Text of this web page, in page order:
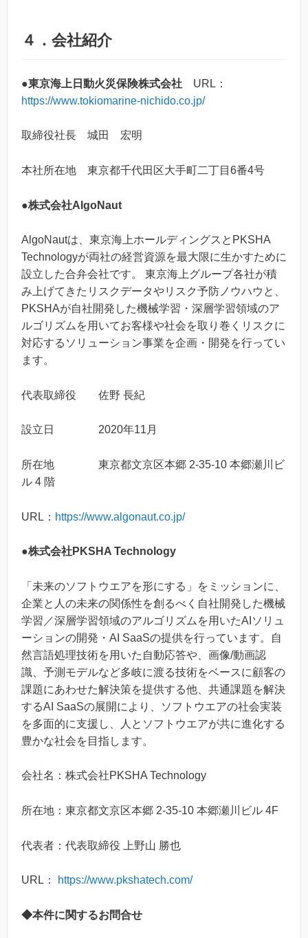
４．会社紹介
●東京海上日動火災保険株式会社 URL：
https://www.tokiomarine-nichido.co.jp/
取締役社長 城田 宏明
本社所在地 東京都千代田区大手町二丁目6番4号
●株式会社AlgoNaut
AlgoNautは、東京海上ホールディングスとPKSHA
Technologyが両社の経営資源を最大限に生かすために
設立した合弁会社です。 東京海上グループ各社が積
み上げてきたリスクデータやリスク予防ノウハウと、
PKSHAが自社開発した機械学習・深層学習領域のア
ルゴリズムを用いてお客様や社会を取り巻くリスクに
対応するソリューション事業を企画・開発を行ってい
ます。
代表取締役 佐野 長紀
設立日 2020年11月
所在地 東京都文京区本郷 2-35-10 本郷瀬川ビ
ル 4 階
URL： https://www.algonaut.co.jp/
●株式会社PKSHA Technology
「未来のソフトウエアを形にする」をミッションに、
企業と人の未来の関係性を創るべく自社開発した機械
学習／深層学習領域のアルゴリズムを用いたAIソリュ
ーションの開発・AI SaaSの提供を行っています。自
然言語処理技術を用いた自動応答や、画像/動画認
識、予測モデルなど多岐に渡る技術をベースに顧客の
課題にあわせた解決策を提供する他、共通課題を解決
するAI SaaSの展開により、ソフトウエアの社会実装
を多面的に支援し、人とソフトウエアが共に進化する
豊かな社会を目指します。
会社名：株式会社PKSHA Technology
所在地：東京都文京区本郷 2-35-10 本郷瀬川ビル 4F
代表者：代表取締役 上野山 勝也
URL： https://www.pkshatech.com/
◆本件に関するお問合せ